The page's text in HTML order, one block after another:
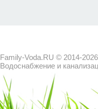
Family-Voda.RU © 2014-2026
Водоснабжение и